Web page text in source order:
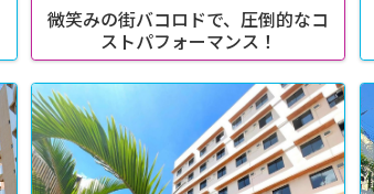
微笑みの街バコロドで、圧倒的なコ
ストパフォーマンス！